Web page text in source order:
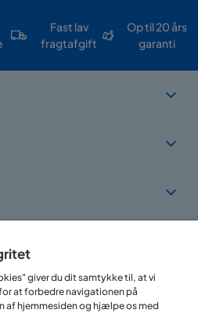
Fast lav
fragtafgift
Op til 20 års
garanti
forskellige lande
giver du dit samtykke til, at vi
at forbedre navigationen på
af hjemmesiden og hjælpe os med